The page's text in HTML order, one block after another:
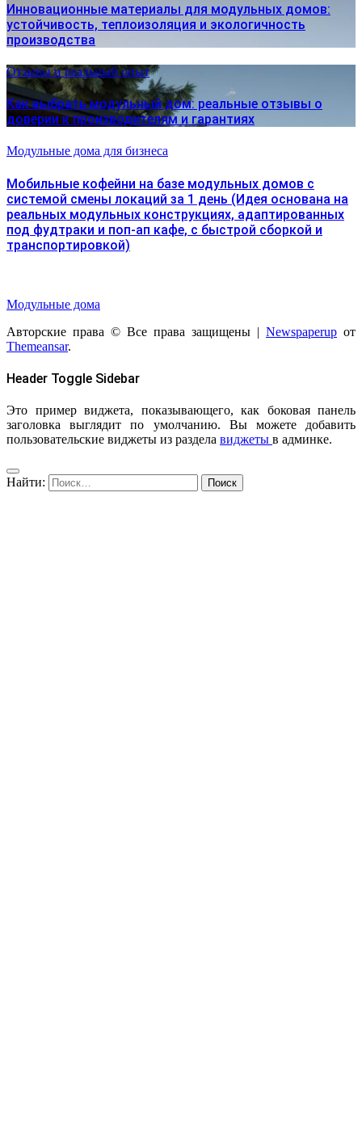
Инновационные материалы для модульных домов:
устойчивость, теплоизоляция и экологичность
производства
Отзывы и реальный опыт
Как выбрать модульный дом: реальные отзывы о
доверии к производителям и гарантиях
Модульные дома для бизнеса
Мобильные кофейни на базе модульных домов с
системой смены локаций за 1 день (Идея основана на
реальных модульных конструкциях, адаптированных
под фудтраки и поп-ап кафе, с быстрой сборкой и
транспортировкой)
Модульные дома
Авторские права © Все права защищены | Newspaperup от
Themeansar.
Header Toggle Sidebar
Это пример виджета, показывающего, как боковая панель
заголовка выглядит по умолчанию. Вы можете добавить
пользовательские виджеты из раздела виджеты в админке.
Найти: